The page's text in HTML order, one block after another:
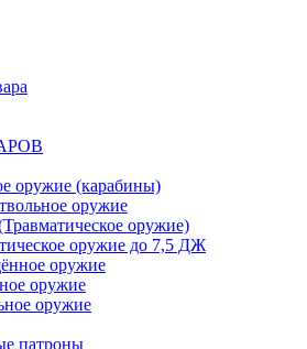
оружие (карабины)
оружие
оружие)
оружие до 7,5 ДЖ
оружие
оружие
оружие
патроны